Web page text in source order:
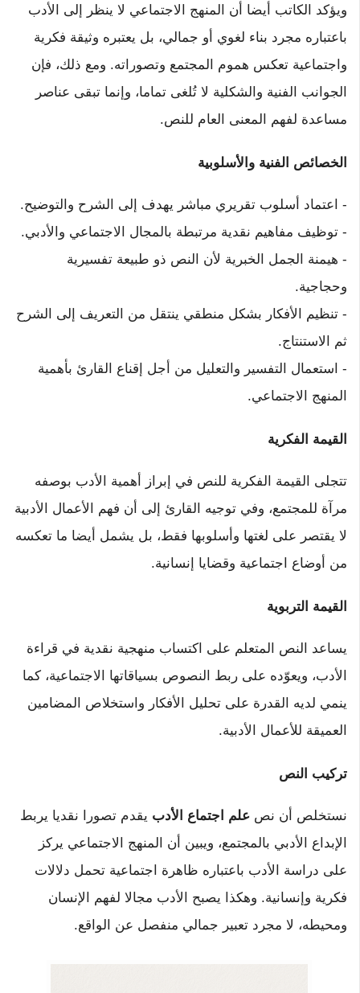
ويؤكد الكاتب أيضا أن المنهج الاجتماعي لا ينظر إلى الأدب
باعتباره مجرد بناء لغوي أو جمالي، بل يعتبره وثيقة فكرية
واجتماعية تعكس هموم المجتمع وتصوراته. ومع ذلك، فإن
الجوانب الفنية والشكلية لا تُلغى تماما، وإنما تبقى عناصر
مساعدة لفهم المعنى العام للنص.
الخصائص الفنية والأسلوبية
- اعتماد أسلوب تقريري مباشر يهدف إلى الشرح والتوضيح.
- توظيف مفاهيم نقدية مرتبطة بالمجال الاجتماعي والأدبي.
- هيمنة الجمل الخبرية لأن النص ذو طبيعة تفسيرية
وحجاجية.
- تنظيم الأفكار بشكل منطقي ينتقل من التعريف إلى الشرح
ثم الاستنتاج.
- استعمال التفسير والتعليل من أجل إقناع القارئ بأهمية
المنهج الاجتماعي.
القيمة الفكرية
تتجلى القيمة الفكرية للنص في إبراز أهمية الأدب بوصفه
مرآة للمجتمع، وفي توجيه القارئ إلى أن فهم الأعمال الأدبية
لا يقتصر على لغتها وأسلوبها فقط، بل يشمل أيضا ما تعكسه
من أوضاع اجتماعية وقضايا إنسانية.
القيمة التربوية
يساعد النص المتعلم على اكتساب منهجية نقدية في قراءة
الأدب، ويعوّده على ربط النصوص بسياقاتها الاجتماعية، كما
ينمي لديه القدرة على تحليل الأفكار واستخلاص المضامين
العميقة للأعمال الأدبية.
تركيب النص
نستخلص أن نص علم اجتماع الأدب يقدم تصورا نقديا يربط
الإبداع الأدبي بالمجتمع، ويبين أن المنهج الاجتماعي يركز
على دراسة الأدب باعتباره ظاهرة اجتماعية تحمل دلالات
فكرية وإنسانية. وهكذا يصبح الأدب مجالا لفهم الإنسان
ومحيطه، لا مجرد تعبير جمالي منفصل عن الواقع.